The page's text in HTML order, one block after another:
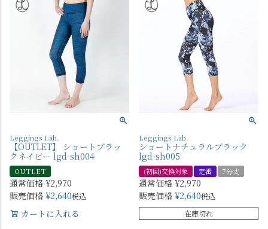
Leggings Lab.
【OUTLET】 ショートブラッ
クネイビー lgd-sh004
OUTLET
通常価格 ¥2,970
販売価格 ¥2,640税込
カートに入れる
Leggings Lab.
ショートナチュラルブラック
lgd-sh005
(初回)交換対象 定番 7分丈
通常価格 ¥2,970
販売価格 ¥2,640税込
在庫切れ